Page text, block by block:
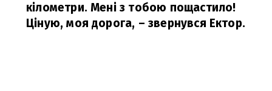
кілометри. Мені з тобою пощастило!
Ціную, моя дорога, – звернувся Ектор.